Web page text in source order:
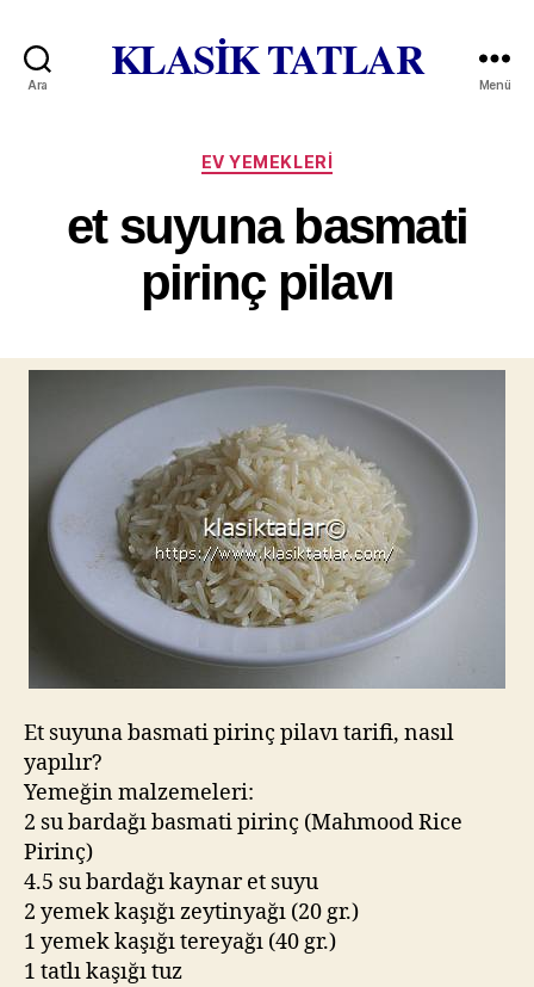
Ara KLASİK TATLAR Menü
Kategoriler
EV YEMEKLERI
et suyuna basmati
pirinç pilavı
Et suyuna basmati pirinç pilavı tarifi, nasıl
yapılır?
Yemeğin malzemeleri:
2 su bardağı basmati pirinç (Mahmood Rice
Pirinç)
4.5 su bardağı kaynar et suyu
2 yemek kaşığı zeytinyağı (20 gr.)
1 yemek kaşığı tereyağı (40 gr.)
1 tatlı kaşığı tuz